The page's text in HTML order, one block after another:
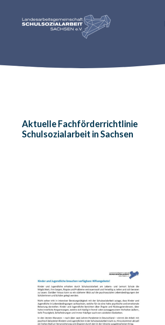
Aktuelle Fachförderrichtlinie
Schulsozialarbeit in Sachsen